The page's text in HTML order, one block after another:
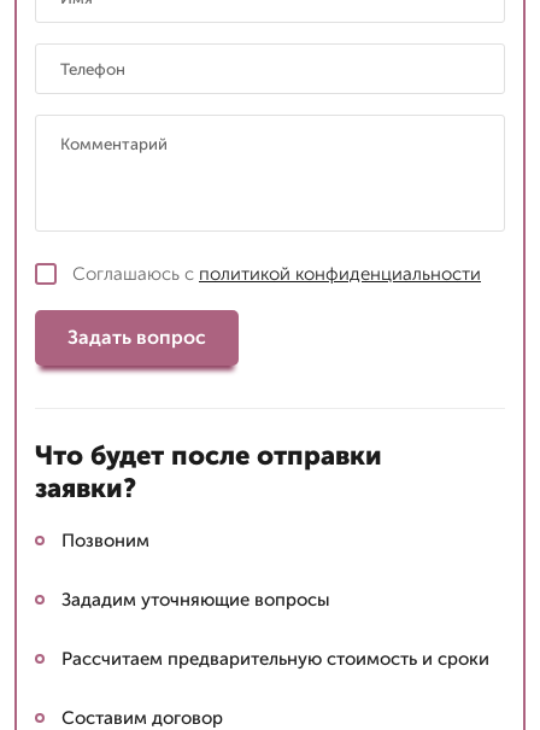
Соглашаюсь с политикой конфиденциальности
Задать вопрос
Что будет после отправки
заявки?
Позвоним
Зададим уточняющие вопросы
Рассчитаем предварительную стоимость и сроки
Составим договор